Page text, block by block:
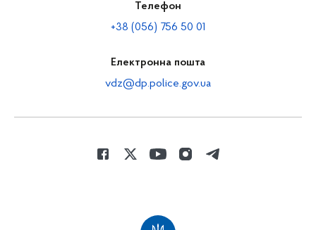
Телефон
+38 (056) 756 50 01
Електронна пошта
vdz@dp.police.gov.ua